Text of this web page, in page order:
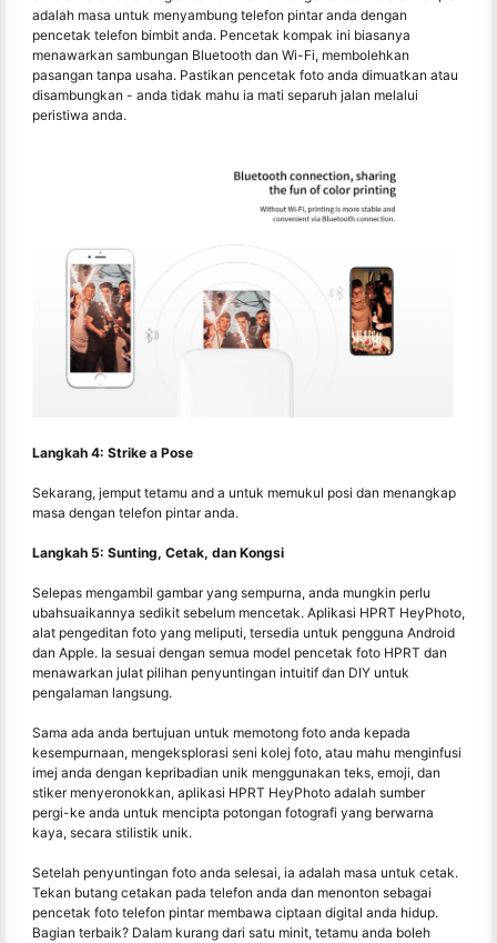
adalah masa untuk menyambung telefon pintar anda dengan
pencetak telefon bimbit anda. Pencetak kompak ini biasanya
menawarkan sambungan Bluetooth dan Wi-Fi, membolehkan
pasangan tanpa usaha. Pastikan pencetak foto anda dimuatkan atau
disambungkan - anda tidak mahu ia mati separuh jalan melalui
peristiwa anda.
Langkah 4: Strike a Pose
Sekarang, jemput tetamu and a untuk memukul posi dan menangkap
masa dengan telefon pintar anda.
Langkah 5: Sunting, Cetak, dan Kongsi
Selepas mengambil gambar yang sempurna, anda mungkin perlu
ubahsuaikannya sedikit sebelum mencetak. Aplikasi HPRT HeyPhoto,
alat pengeditan foto yang meliputi, tersedia untuk pengguna Android
dan Apple. Ia sesuai dengan semua model pencetak foto HPRT dan
menawarkan julat pilihan penyuntingan intuitif dan DIY untuk
pengalaman langsung.
Sama ada anda bertujuan untuk memotong foto anda kepada
kesempurnaan, mengeksplorasi seni kolej foto, atau mahu menginfusi
imej anda dengan kepribadian unik menggunakan teks, emoji, dan
stiker menyeronokkan, aplikasi HPRT HeyPhoto adalah sumber
pergi-ke anda untuk mencipta potongan fotografi yang berwarna
kaya, secara stilistik unik.
Setelah penyuntingan foto anda selesai, ia adalah masa untuk cetak.
Tekan butang cetakan pada telefon anda dan menonton sebagai
pencetak foto telefon pintar membawa ciptaan digital anda hidup.
Bagian terbaik? Dalam kurang dari satu minit, tetamu anda boleh